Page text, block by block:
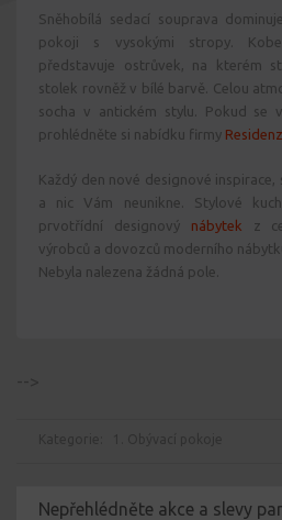
Sněhobílá sedací souprava
pokoji s vysokými stropy.
představuje ostrůvek, na kterém
stolek rovněž v bílé barvě. Celou
socha v antickém stylu. Pokud se
prohlédněte si nabídku firmy
Každý den nové designové inspirace,
a nic Vám neunikne. Stylové
prvotřídní designový nábytek z
výrobců a dovozců moderního
Nebyla nalezena žádná pole.
Nepřehlédněte akce a slevy